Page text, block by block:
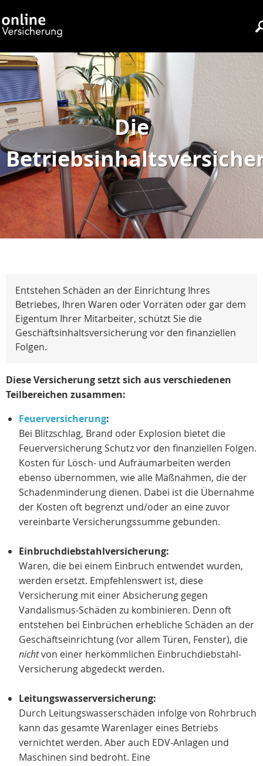
Die
Entstehen Schäden an der Einrichtung Ihres
Betriebes, Ihren Waren oder Vorräten oder gar dem
Eigentum Ihrer Mitarbeiter, schützt Sie die
Geschäftsinhaltsversicherung vor den finanziellen
Folgen.
Diese Versicherung setzt sich aus verschiedenen
Teilbereichen zusammen:
Feuerversicherung:
Bei Blitzschlag, Brand oder Explosion bietet die
Feuerversicherung Schutz vor den finanziellen Folgen.
Kosten für Lösch- und Aufräumarbeiten werden
ebenso übernommen, wie alle Maßnahmen, die der
Schadenminderung dienen. Dabei ist die Übernahme
der Kosten oft begrenzt und/oder an eine zuvor
vereinbarte Versicherungssumme gebunden.
Einbruchdiebstahlversicherung:
Waren, die bei einem Einbruch entwendet wurden,
werden ersetzt. Empfehlenswert ist, diese
Versicherung mit einer Absicherung gegen
Vandalismus-Schäden zu kombinieren. Denn oft
entstehen bei Einbrüchen erhebliche Schäden an der
Geschäftseinrichtung (vor allem Türen, Fenster), die
nichtvon einer herkömmlichen Einbruchdiebstahl-
Versicherung abgedeckt werden.
Leitungswasserversicherung:
Durch Leitungswasserschäden infolge von Rohrbruch
kann das gesamte Warenlager eines Betriebs
vernichtet werden. Aber auch EDV-Anlagen und
Maschinen sind bedroht. Eine